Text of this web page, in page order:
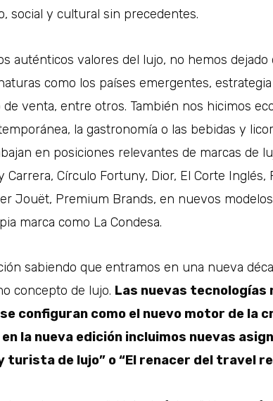
social y cultural sin precedentes.
auténticos valores del lujo, no hemos dejado
como los países emergentes,
venta, entre otros. También nos hicimos
la gastronomía o las bebidas y
en posiciones relevantes de marcas de
Círculo Fortuny, Dior, El Corte Inglés,
Jouët, Premium Brands, en nuevos
marca como La Condesa.
sabiendo que entramos en una nueva
concepto de lujo. Las nuevas
configuran como el nuevo motor de la
la nueva edición incluimos nuevas
turista de lujo” o “El renacer del travel